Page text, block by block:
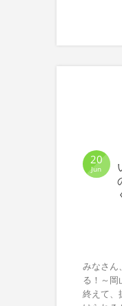
20
Jun
みなさん
る！～岡
終えて、